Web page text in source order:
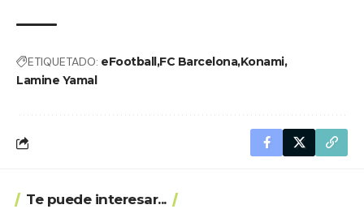
ETIQUETADO: eFootball FC BarcelonaKonami
Lamine Yamal
Te puede interesar...